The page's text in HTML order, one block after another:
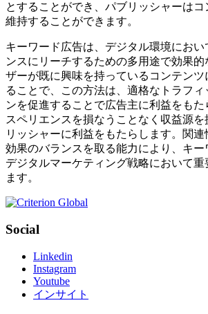
とすることができ、パブリッシャーは
維持することができます。
キーワード広告は、デジタル環境にお
ンスにリーチするための多用途で効果
ザーが既に興味を持っているコンテン
ることで、この方法は、適格なトラフィ
ンを促進することで広告主に利益をも
スペリエンスを損なうことなく収益源
リッシャーに利益をもたらします。関
効果のバランスを取る能力により、キ
デジタルマーケティング戦略において
ます。
Social
Linkedin
Instagram
Youtube
インサイト